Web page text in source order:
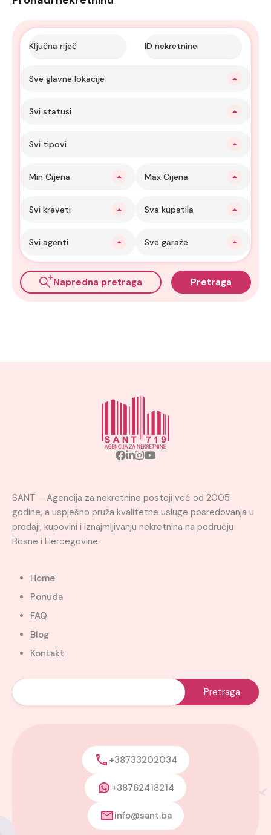
Sve glavne lokacije
Svi statusi
Svi tipovi
Min Cijena Max Cijena
Svi kreveti Sva kupatila
Svi agenti Sve garaže
Napredna pretraga Pretraga
SANT – Agencija za nekretnine postoji već od 2005
godine, a uspješno pruža kvalitetne usluge posredovanja u
prodaji, kupovini i iznajmljivanju nekretnina na području
Bosne i Hercegovine.
Home
Ponuda
FAQ
Blog
Kontakt
+38733202034
+38762418214
info@sant.ba